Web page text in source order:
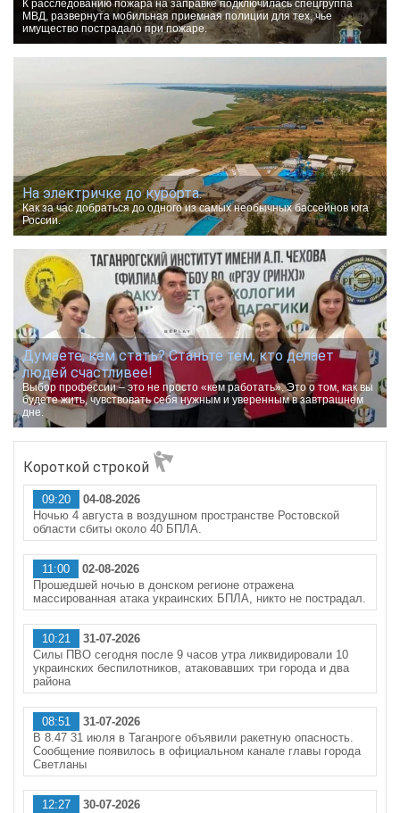
К расследованию пожара на заправке подключилась спецгруппа
МВД, развернута мобильная приемная полиции для тех, чье
имущество пострадало при пожаре.
На электричке до курорта.
Как за час добраться до одного из самых необычных бассейнов юга
России.
Думаете, кем стать? Станьте тем, кто делает
людей счастливее!
Выбор профессии – это не просто «кем работать». Это о том, как вы
будете жить, чувствовать себя нужным и уверенным в завтрашнем
дне.
Короткой строкой
09:20
04-08-2026
Ночью 4 августа в воздушном пространстве Ростовской
области сбиты около 40 БПЛА.
11:00
02-08-2026
Прошедшей ночью в донском регионе отражена
массированная атака украинских БПЛА, никто не пострадал.
10:21
31-07-2026
Силы ПВО сегодня после 9 часов утра ликвидировали 10
украинских беспилотников, атаковавших три города и два
района
08:51
31-07-2026
В 8.47 31 июля в Таганроге объявили ракетную опасность.
Сообщение появилось в официальном канале главы города
Светланы
12:27
30-07-2026